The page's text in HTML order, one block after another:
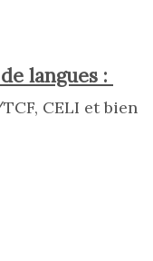
langues :
CELI et bien